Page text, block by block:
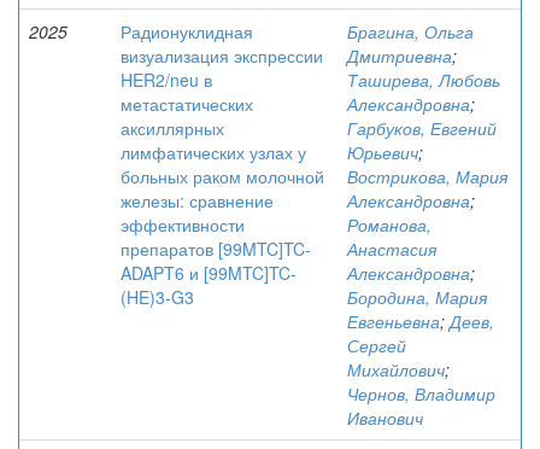
2025
Радионуклидная
визуализация экспрессии
HER2/neu в
метастатических
аксиллярных
лимфатических узлах у
больных раком молочной
железы: сравнение
эффективности
препаратов [99MTC]TC-
ADAPT6 и [99MTC]TC-
(HE)3-G3
Брагина, Ольга
Дмитриевна;
Таширева, Любовь
Александровна;
Гарбуков, Евгений
Юрьевич;
Вострикова, Мария
Александровна;
Романова,
Анастасия
Александровна;
Бородина, Мария
Евгеньевна;Деев,
Сергей
Михайлович;
Чернов, Владимир
Иванович